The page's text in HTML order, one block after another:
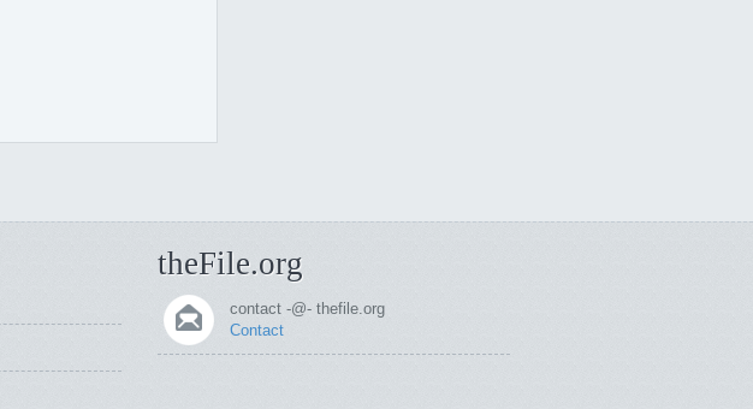
theFile.org
contact -@- thefile.org
Contact